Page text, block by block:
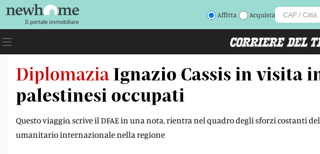
Affitta Acquista
DiplomaziaIgnazio Cassis in visita
palestinesi occupati
Questo viaggio, scrive il DFAE in una nota, rientra nel quadro degli sforzi costanti
umanitario internazionale nella regione